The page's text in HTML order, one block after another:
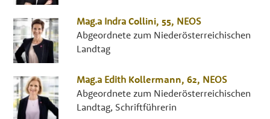
Mag.a Indra Collini, 55, NEOS
Abgeordnete zum Niederösterreichischen
Landtag
Mag.a Edith Kollermann, 62, NEOS
Abgeordnete zum Niederösterreichischen
Landtag, Schriftführerin